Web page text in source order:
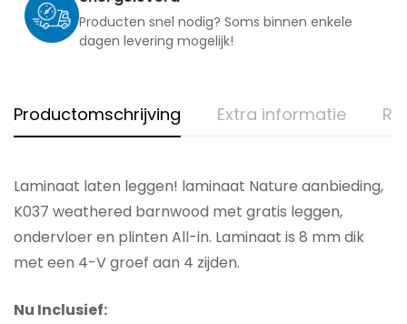
Producten snel nodig? Soms binnen enkele
dagen levering mogelijk!
Productomschrijving Extra informatie
Laminaat laten leggen! laminaat Nature aanbieding,
K037 weathered barnwood met gratis leggen,
ondervloer en plinten All-in. Laminaat is 8 mm dik
met een 4-V groef aan 4 zijden.
Nu Inclusief: